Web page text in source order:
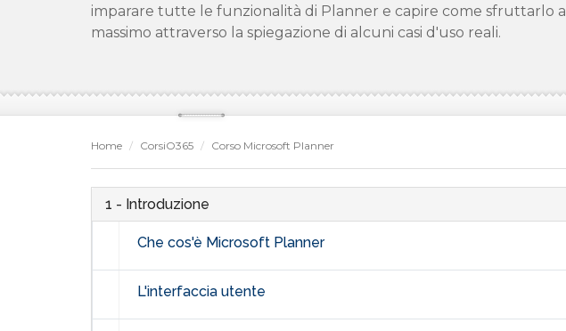
imparare tutte le funzionalità di Planner e capire come sfruttarlo al
massimo attraverso la spiegazione di alcuni casi d'uso reali.
Home CorsiO365 Corso Microsoft Planner
1 - Introduzione
Che cos'è Microsoft Planner
L'interfaccia utente